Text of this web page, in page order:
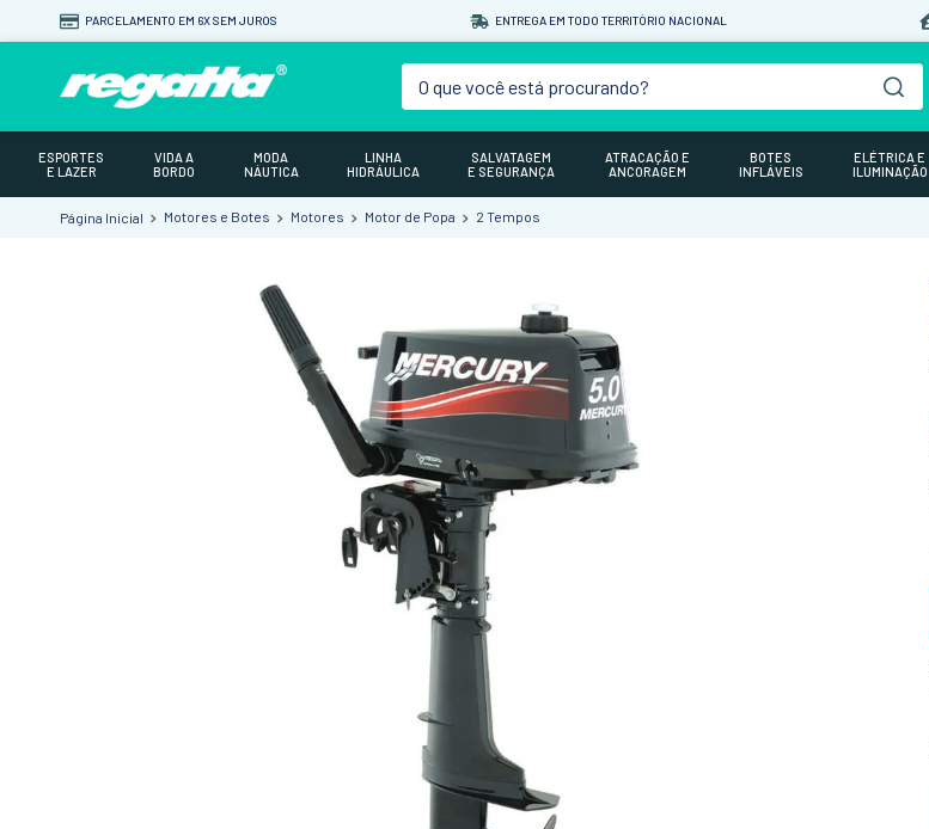
PARCELAMENTO EM 6X SEM JUROS ENTREGA EM TODO TERRITÓRIO NACIONAL
O que você está procurando?
ESPORTES
E LAZER
VIDA A
BORDO
MODA
NÁUTICA
LINHA
HIDRÁULICA
SALVATAGEM
E SEGURANÇA
ATRACAÇÃO E
ANCORAGEM
BOTES
INFLÁVEIS
ELÉTRICA E
ILUMINAÇÃO
Motores e Botes Motores Motor de Popa 2 Tempos